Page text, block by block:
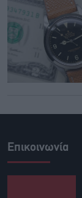
Επικοινωνία